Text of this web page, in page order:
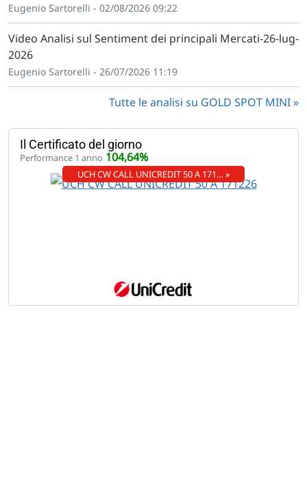
Eugenio Sartorelli - 02/08/2026 09:22
Video Analisi sul Sentiment dei principali Mercati-26-lug-
2026
Eugenio Sartorelli - 26/07/2026 11:19
Tutte le analisi su GOLD SPOT MINI
Il Certificato del giorno
Performance 1 anno 104,64%
UCH CW CALL UNICREDIT 50 A 171… »